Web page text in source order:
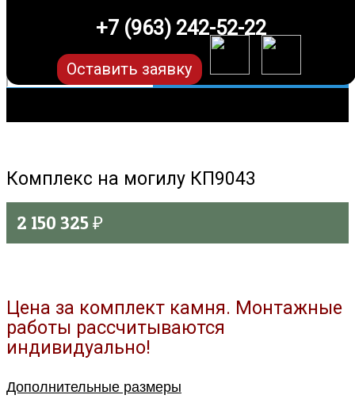
+7 (963) 242-52-22
Оставить заявку
Комплекс на могилу КП9043
2 150 325₽
Цена за комплект камня. Монтажные
работы рассчитываются
индивидуально!
Дополнительные размеры